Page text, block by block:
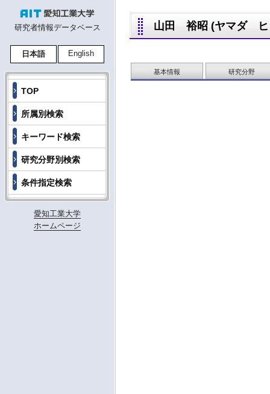
研究者情報データベース
日本語 English
TOP
所属別検索
キーワード検索
研究分野別検索
条件指定検索
愛知工業大学
ホームページ
山田 裕昭 (ヤマダ ヒ
基本情報 研究分野